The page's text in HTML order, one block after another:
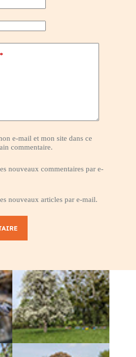
*
e-mail et mon site dans ce
commentaire.
nouveaux commentaires par e-
nouveaux articles par e-mail.